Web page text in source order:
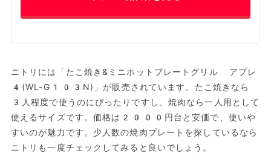
ニトリには「たこ焼き&ミニホットプレートグリル アプレ
4(WL-G103N)」が販売されています。たこ焼きなら
3人程度で使うのにぴったりですし、焼肉なら一人用として
使えるサイズです。価格は2000円台と安価で、使いや
すいのが魅力です。少人数の焼肉プレートを探しているなら
ニトリも一度チェックしてみると良いでしょう。